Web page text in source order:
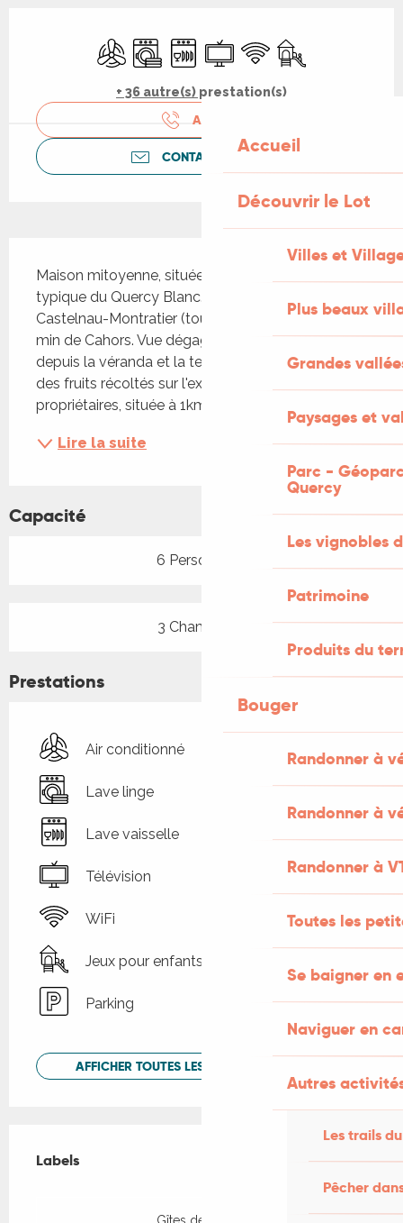
Accueil
Découvrir le Lot
Villes et
Plus beaux
Grandes
Paysages et
Parc -
Quercy
Les vignobles
Patrimoine
Produits du
Bouger
Randonner à
Randonner à
Randonner à
Toutes les
Se baigner en
Naviguer en
Autres
Les trails
Pêcher
Air conditionné
Lave lingeLave vaisselle
Télévision
WiFi Jeux pour enfants
+ 36 autre(s) prestation(s)
APPELER
CONTACTEZ-NOUS
Maison mitoyenne, située dans un hameau
typique du Quercy Blanc. A 10 min du village de
Castelnau-Montratier (tous commerces) et à 20
min de Cahors. Vue dégagée sur la campagne
depuis la véranda et la terrasse. Vous profiterez
des fruits récoltés sur l'exploitation des
propriétaires, située à 1km....
Lire la suite
Capacité
6 Personne(s)
3 Chambre(s)
Prestations
Air conditionné
Lave linge
Lave vaisselle
Télévision
WiFi
Jeux pour enfants / Espace jeux
Parking
AFFICHER TOUTES LES PRESTATIONS
Labels
Labels